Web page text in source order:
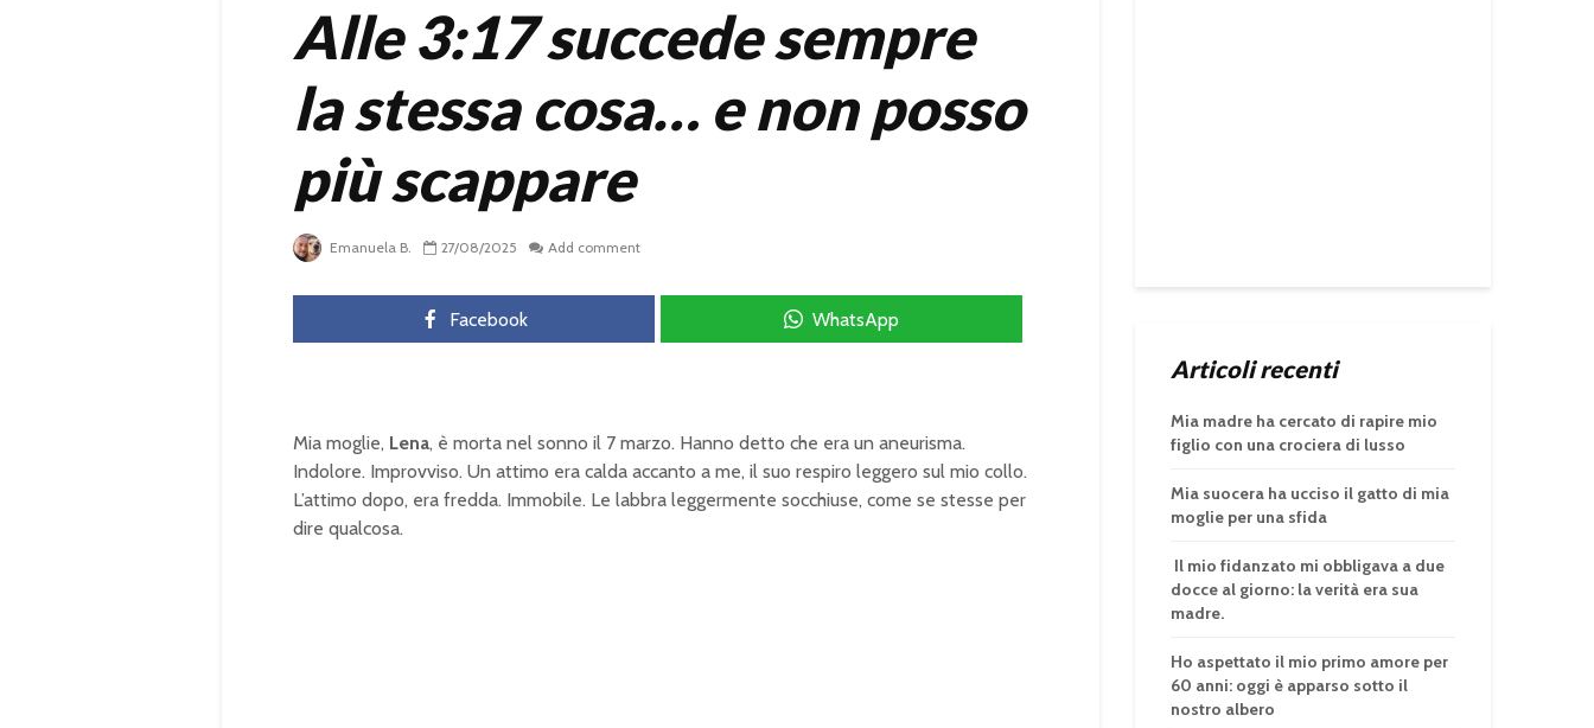
Alle 3:17 succede sempre
la stessa cosa… e non posso
più scappare
Emanuela B. 27/08/2025 Add comment
Facebook WhatsApp
Mia moglie, Lena, è morta nel sonno il 7 marzo. Hanno detto che era un aneurisma.
Indolore. Improvviso. Un attimo era calda accanto a me, il suo respiro leggero sul mio collo.
L’attimo dopo, era fredda. Immobile. Le labbra leggermente socchiuse, come se stesse per
dire qualcosa.
Articoli recenti
Mia madre ha cercato di rapire mio
figlio con una crociera di lusso
Mia suocera ha ucciso il gatto di mia
moglie per una sfida
Il mio fidanzato mi obbligava a due
docce al giorno: la verità era sua
madre.
Ho aspettato il mio primo amore per
60 anni: oggi è apparso sotto il
nostro albero